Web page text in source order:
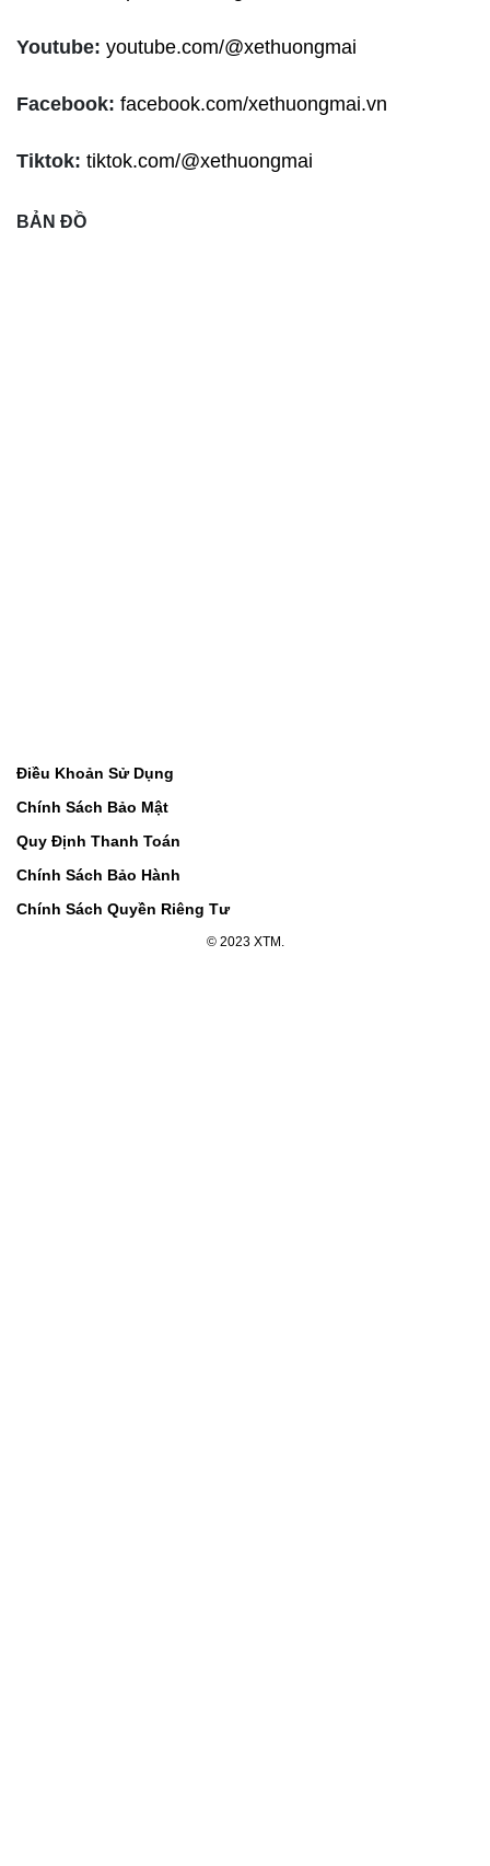
Youtube: youtube.com/@xethuongmai
Facebook: facebook.com/xethuongmai.vn
Tiktok: tiktok.com/@xethuongmai
BẢN ĐỒ
Điều Khoản Sử Dụng
Chính Sách Bảo Mật
Quy Định Thanh Toán
Chính Sách Bảo Hành
Chính Sách Quyền Riêng Tư
© 2023 XTM.